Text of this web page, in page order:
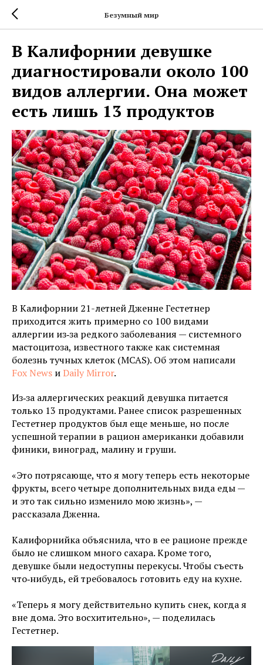
Безумный мир
В Калифорнии девушке
диагностировали около 100
видов аллергии. Она может
есть лишь 13 продуктов
В Калифорнии 21-летней Дженне Гестетнер
приходится жить примерно со 100 видами
аллергии из‑за редкого заболевания — системного
мастоцитоза, известного также как системная
болезнь тучных клеток (MCAS). Об этом написали
Fox News иDaily Mirror.
Из‑за аллергических реакций девушка питается
только 13 продуктами. Ранее список разрешенных
Гестетнер продуктов был еще меньше, но после
успешной терапии в рацион американки добавили
финики, виноград, малину и груши.
«Это потрясающе, что я могу теперь есть некоторые
фрукты, всего четыре дополнительных вида еды —
и это так сильно изменило мою жизнь», —
рассказала Дженна.
Калифорнийка объяснила, что в ее рационе прежде
было не слишком много сахара. Кроме того,
девушке были недоступны перекусы. Чтобы съесть
что‑нибудь, ей требовалось готовить еду на кухне.
«Теперь я могу действительно купить снек, когда я
вне дома. Это восхитительно», — поделилась
Гестетнер.